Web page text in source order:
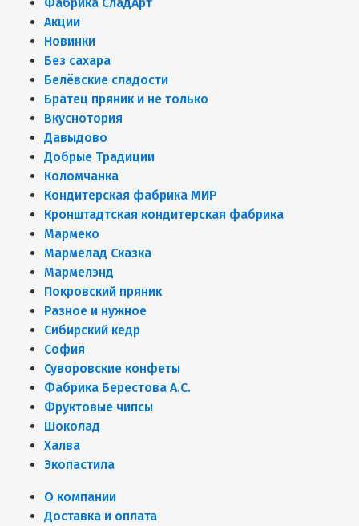
Акции
Новинки
Без сахара
Белёвские сладости
Братец пряник и не только
Вкуснотория
Давыдово
Добрые Традиции
Коломчанка
Кондитерская фабрика МИР
Кронштадтская кондитерская фабрика
Мармеко
Мармелад Сказка
Мармелэнд
Покровский пряник
Разное и нужное
Сибирский кедр
София
Суворовские конфеты
Фабрика Берестова А.С.
Фруктовые чипсы
Шоколад
Халва
Экопастила
О компании
Доставка и оплата